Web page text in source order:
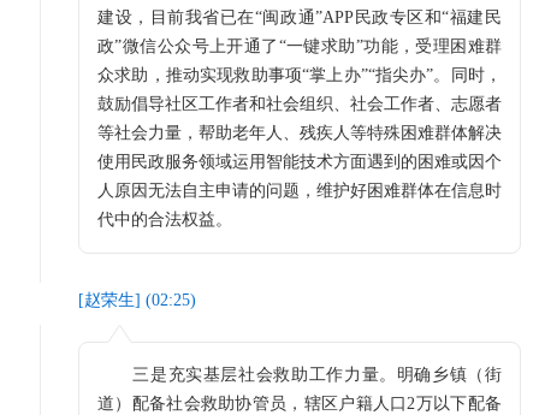
建设，目前我省已在“闽政通”APP民政专区和“福建民
政”微信公众号上开通了“一键求助”功能，受理困难群
众求助，推动实现救助事项“掌上办”“指尖办”。同时，
鼓励倡导社区工作者和社会组织、社会工作者、志愿者
等社会力量，帮助老年人、残疾人等特殊困难群体解决
使用民政服务领域运用智能技术方面遇到的困难或因个
人原因无法自主申请的问题，维护好困难群体在信息时
代中的合法权益。
[赵荣生] (02:25)
三是充实基层社会救助工作力量。明确乡镇（街
道）配备社会救助协管员，辖区户籍人口2万以下配备